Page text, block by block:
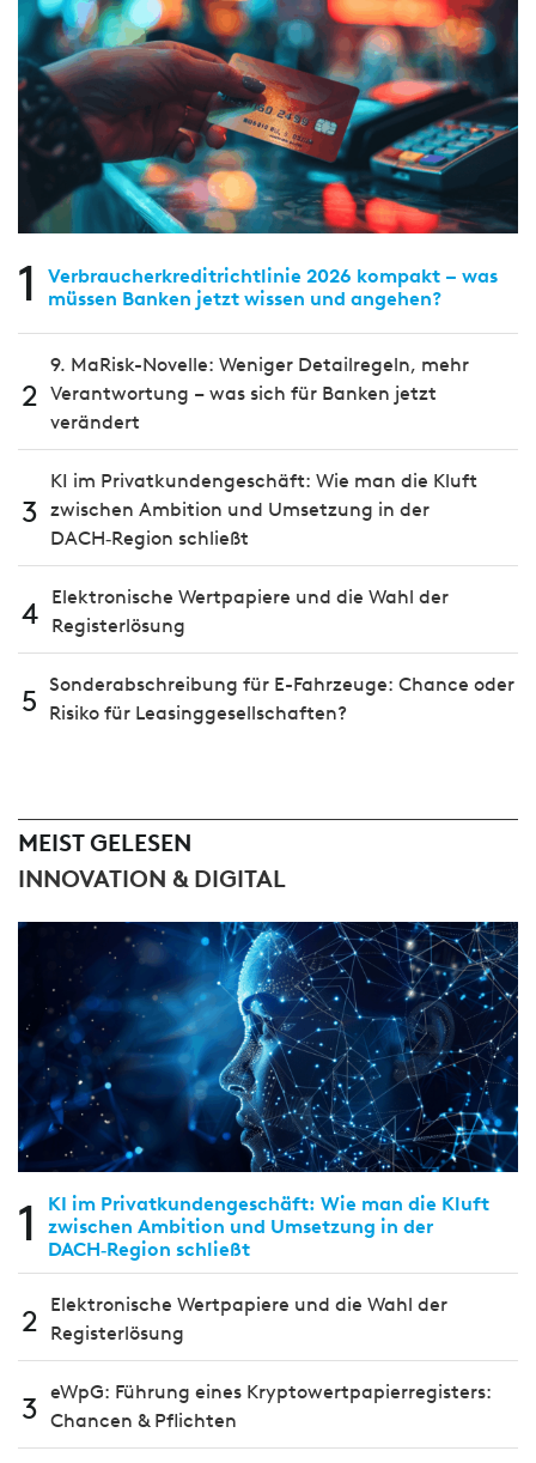
1
Verbraucherkreditrichtlinie 2026 kompakt – was
müssen Banken jetzt wissen und angehen?
2
9. MaRisk-Novelle: Weniger Detailregeln, mehr
Verantwortung – was sich für Banken jetzt
verändert
3
KI im Privatkundengeschäft: Wie man die Kluft
zwischen Ambition und Umsetzung in der
DACH‑Region schließt
4
Elektronische Wertpapiere und die Wahl der
Registerlösung
5 Sonderabschreibung für E-Fahrzeuge: Chance oder
Risiko für Leasinggesellschaften?
MEIST GELESEN
INNOVATION & DIGITAL
1
KI im Privatkundengeschäft: Wie man die Kluft
zwischen Ambition und Umsetzung in der
DACH‑Region schließt
2
Elektronische Wertpapiere und die Wahl der
Registerlösung
3 eWpG: Führung eines Kryptowertpapierregisters:
Chancen & Pflichten